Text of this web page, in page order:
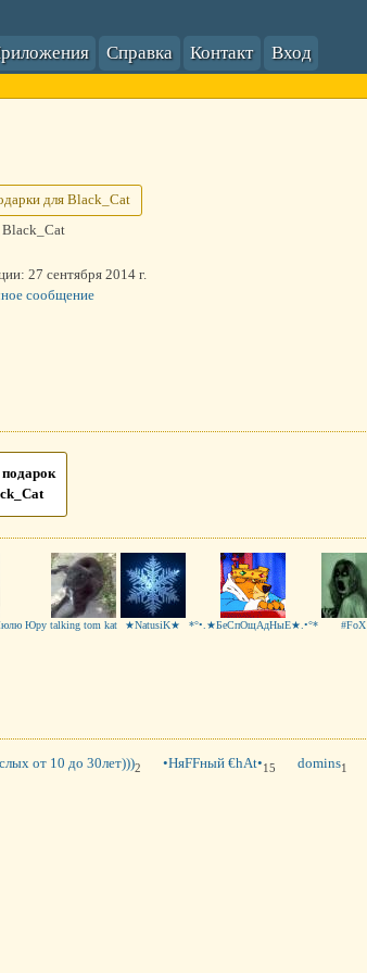
Справка Контакт Вход
для Black_Cat
Black_Cat
27 сентября 2014 г.
сообщение
Юру talking tom kat ★NatusiK★ *°•.★БеСпОщАдНыЕ★.•°* #FoX
от 10 до 30лет)))2 •НяFFный €hAt•15 domins1